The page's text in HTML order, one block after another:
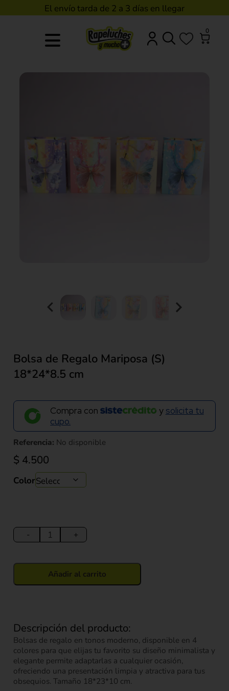
El envío tarda de 2 a 3 días en llegar
0
Bolsa de Regalo Mariposa (S)
18*24*8.5 cm
Compra con y solicita tu
cupo.
Descripción del producto:
Bolsas de regalo en tonos moderno, disponible en 4
colores para que elijas tu favorito su diseño minimalista y
elegante permite adaptarlas a cualquier ocasión,
ofreciendo una presentación limpia y atractiva para tus
obsequios. Tamaño 18*23*10 cm.
Referencia: No disponible
$ 4.500
Color
-
Regalo
18*24*8.5
+
Añadir al carrito